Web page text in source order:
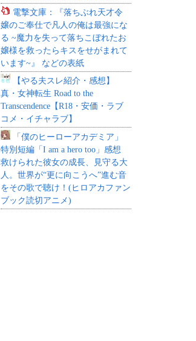
電撃文庫：『落ちぶれ天才令
嬢のご奉仕で凡人の俺は最強にな
る ~魔力を失って落ちこぼれたお
嬢様を救ったらキスをせがまれて
います~』 などの表紙
【やる夫スレ紹介・感想】
真・女神転生 Road to the
Transcendence【R18・安価・ラブ
コメ・イチャラブ】
「僕のヒーローアカデミア」
特別短編「I am a hero too」感想
救けられた彼女の成長、見守る大
人。世界が“更に向こうへ”進む音
をその歌で聴け！(ヒロアカファン
ブック読切アニメ)